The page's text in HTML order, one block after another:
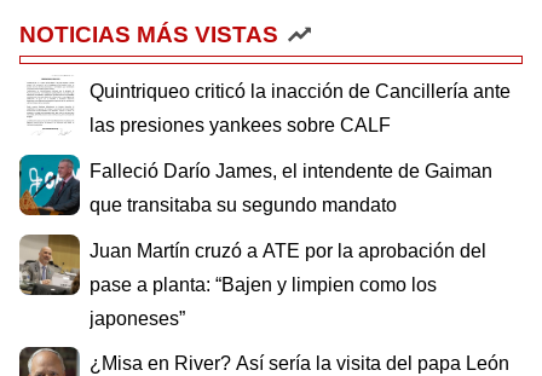
NOTICIAS MÁS VISTAS
Quintriqueo criticó la inacción de Cancillería ante
las presiones yankees sobre CALF
Falleció Darío James, el intendente de Gaiman
que transitaba su segundo mandato
Juan Martín cruzó a ATE por la aprobación del
pase a planta: “Bajen y limpien como los
japoneses”
¿Misa en River? Así sería la visita del papa León